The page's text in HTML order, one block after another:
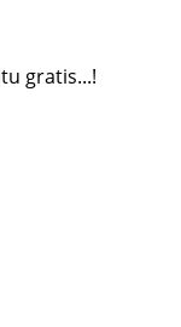
gratis...!